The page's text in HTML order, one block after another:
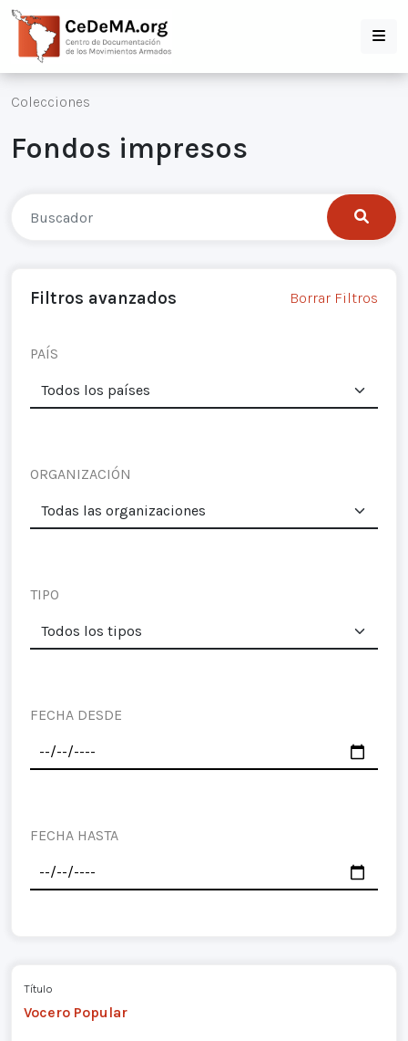
Colecciones
Fondos impresos
Filtros avanzados Borrar Filtros
PAÍS
ORGANIZACIÓN
TIPO
FECHA DESDE
FECHA HASTA
Título
Vocero Popular